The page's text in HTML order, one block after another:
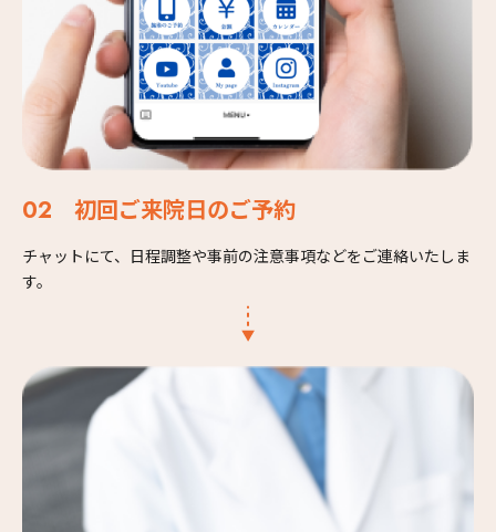
初回ご来院日のご予約
チャットにて、日程調整や事前の注意事項などをご連絡いたしま
す。